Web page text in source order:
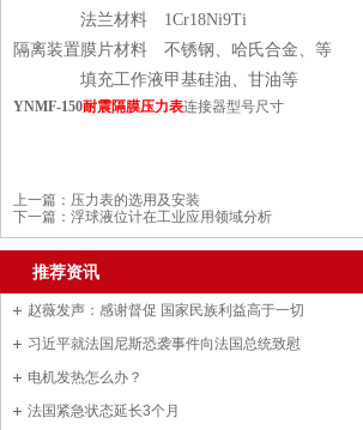
隔离装置
法兰材料
1Cr18Ni9Ti
膜片材料
不锈钢、哈氏合金、等
填充工作液甲基硅油、甘油等
YNMF-150耐震隔膜压力表连接器型号尺寸
上一篇： 压力表的选用及安装
下一篇： 浮球液位计在工业应用领域分析
推荐资讯
赵薇发声：感谢督促 国家民族利益高于一切
习近平就法国尼斯恐袭事件向法国总统致慰
电机发热怎么办？
法国紧急状态延长3个月